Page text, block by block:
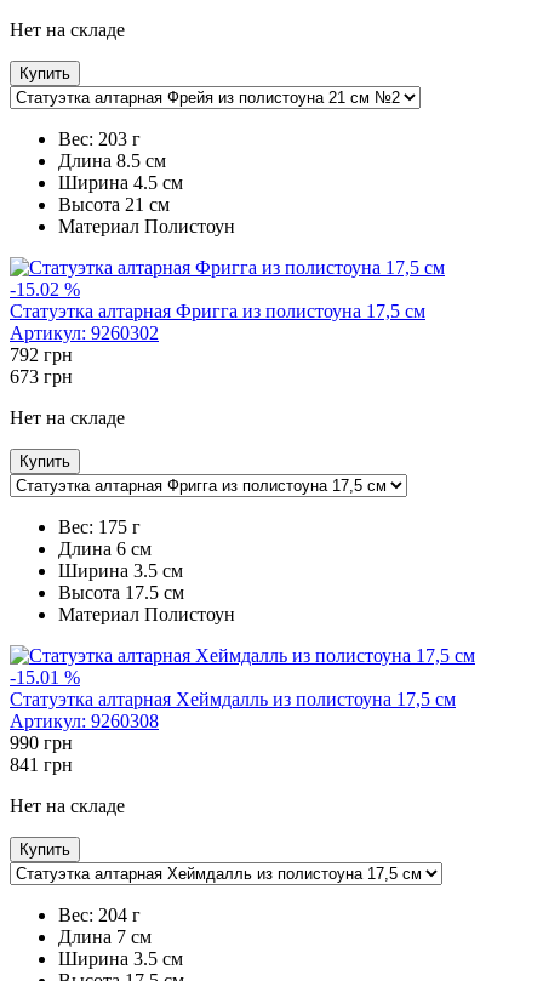
Нет на складе
Купить
Вес: 203 г
Длина 8.5 см
Ширина 4.5 см
Высота 21 см
Maтериал Полистоун
-15.02 %
Статуэтка алтарная Фригга из полистоуна 17,5 см
Артикул: 9260302
792 грн
673 грн
Нет на складе
Купить
Вес: 175 г
Длина 6 см
Ширина 3.5 см
Высота 17.5 см
Maтериал Полистоун
-15.01 %
Статуэтка алтарная Хеймдалль из полистоуна 17,5 см
Артикул: 9260308
990 грн
841 грн
Нет на складе
Купить
Вес: 204 г
Длина 7 см
Ширина 3.5 см